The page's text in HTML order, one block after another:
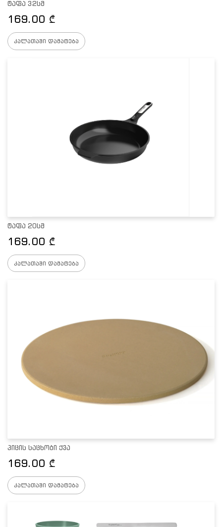
ტაფა 32სმ
169.00 ₾
კალათაში დამატება
ტაფა 20სმ
169.00 ₾
კალათაში დამატება
პიცის საცხობი ქვა
169.00 ₾
კალათაში დამატება